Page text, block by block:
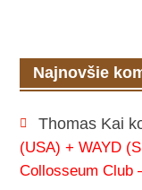
Najnovšie
Thomas Kai
(USA) + WAYD
Collosseum Club